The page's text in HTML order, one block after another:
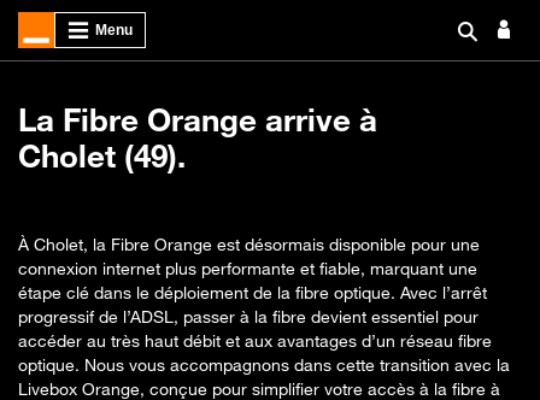
La Fibre Orange arrive à
Cholet (49).
À Cholet, la Fibre Orange est désormais disponible pour une
connexion internet plus performante et fiable, marquant une
étape clé dans le déploiement de la fibre optique. Avec l’arrêt
progressif de l’ADSL, passer à la fibre devient essentiel pour
accéder au très haut débit et aux avantages d’un réseau fibre
optique. Nous vous accompagnons dans cette transition avec la
Livebox Orange, conçue pour simplifier votre accès à la fibre à